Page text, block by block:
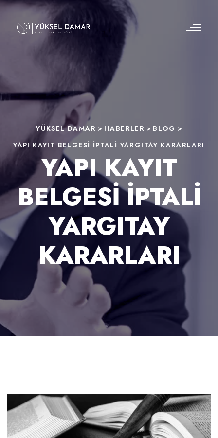
YÜKSEL DAMAR > HABERLER > BLOG >
YAPI KAYIT BELGESI IPTALI YARGITAY KARARLARI
YAPI KAYIT
BELGESI IPTALI
YARGITAY
KARARLARI